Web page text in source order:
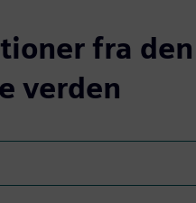
fra den
verden